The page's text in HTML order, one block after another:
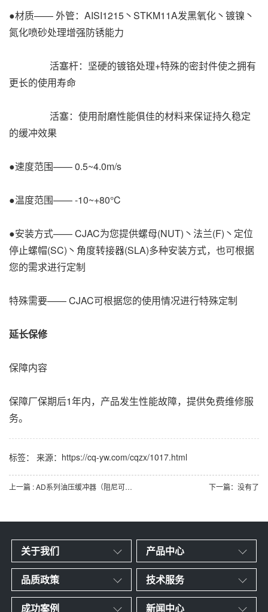
●材质—— 外管：AISI1215丶STKM11A发黑氧化丶镀镍丶
氮化喷砂处理增强防锈能力
活塞杆：坚硬的镀铬处理+特殊的密封件使之拥有
更长的使用寿命
活塞：使用耐磨性能俱佳的材料来保证持久稳定
的缓冲效果
●速度范围—— 0.5~4.0m/s
●温度范围—— -10~+80°C
●安装方式—— CJAC为您提供螺母(NUT)丶法兰(F)丶定位
停止螺帽(SC)丶角度转接器(SLA)多种安装方式，也可根据
您的需求进行定制
特殊需要—— CJAC可根据您的使用情况进行特殊定制
延长保修
保障内容
保障厂保期后1年内，产品发生性能故障，提供免费维修服
务。
标签： 来源：https://cq-yw.com/cqzx/1017.html
上一篇 : AD系列油压缓冲器（阻尼可调） 下一篇：没有了
关于我们 产品中心
品质政策 技术服务
成功案例 新闻中心